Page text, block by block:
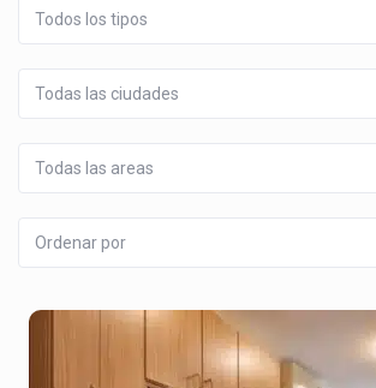
Todos los tipos
Todas las ciudades
Todas las areas
Ordenar por